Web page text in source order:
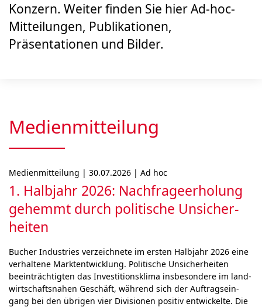
Konzern. Weiter finden Sie hier Ad-hoc-
Mitteilungen, Publikationen,
Präsentationen und Bilder.
Medienmitteilung
Medienmitteilung | 30.07.2026 | Ad hoc
1. Halbjahr 2026: Nach­frage­erholung
gehemmt durch poli­ti­sche Unsicher­
heiten
Bucher Industries ver­zeich­ne­te im ers­ten Halb­jahr 2026 eine
ver­hal­tene Marktent­wick­lung. Politische Unsi­cher­hei­ten
beein­träch­tigten das Inves­titions­klima ins­be­son­de­re im land­
wirt­schafts­nahen Geschäft, wäh­rend sich der Auf­trags­ein­
gang bei den übrigen vier Di­vi­sio­nen posi­tiv ent­wick­el­te. Die